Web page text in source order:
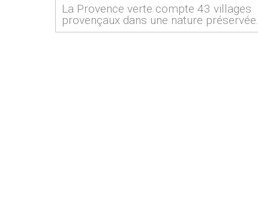
La Provence verte compte 43 villages
provençaux dans une nature préservée.